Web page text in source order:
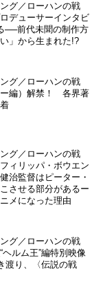
グ／ローハンの戦
デューサーインタビ
──前代未聞の制作方
」から生まれた!?
グ／ローハンの戦
ー編）解禁！ 各界著
グ／ローハンの戦
ィリッパ・ボウエン
治監督はピーター・
させる部分があるー
メになった理由
グ／ローハンの戦
ルム王”編特別映像
渡り、〈伝説の戦